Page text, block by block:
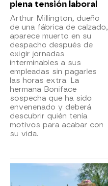
plena tensión laboral
Arthur Millington, dueño
de una fábrica de calzado,
aparece muerto en su
despacho después de
exigir jornadas
interminables a sus
empleadas sin pagarles
las horas extra. La
hermana Boniface
sospecha que ha sido
envenenado y deberá
descubrir quién tenía
motivos para acabar con
su vida.